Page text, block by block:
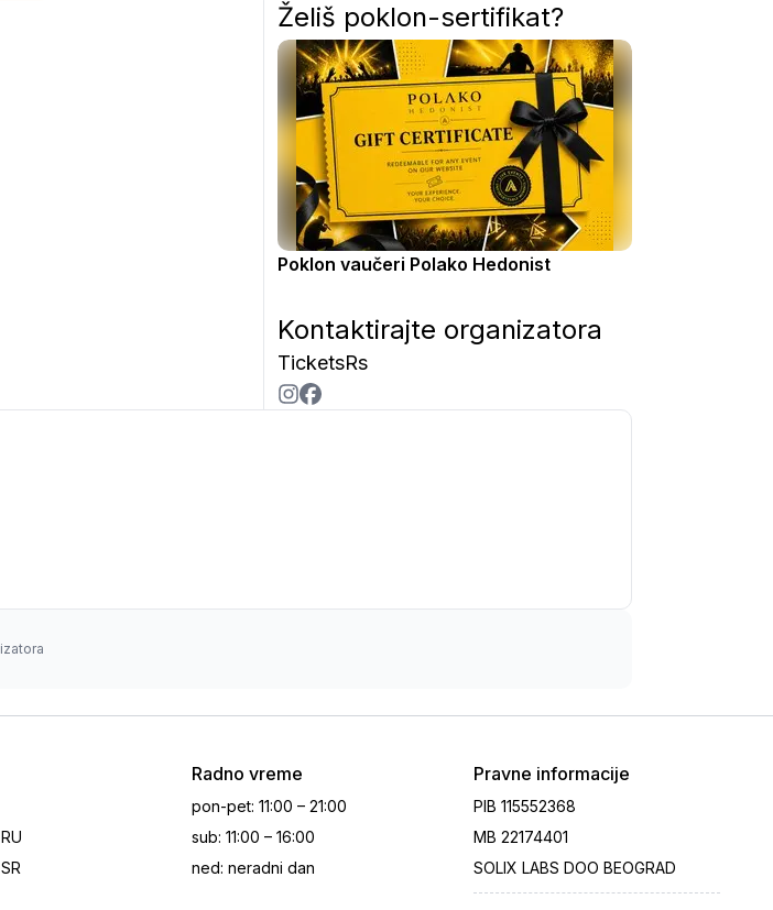
Želiš poklon-sertifikat?
Poklon vaučeri Polako Hedonist
Kontaktirajte organizatora
TicketsRs
Radno vreme
pon-pet: 11:00 – 21:00
sub: 11:00 – 16:00
ned: neradni dan
Pravne informacije
PIB 115552368
MB 22174401
SOLIX LABS DOO BEOGRAD